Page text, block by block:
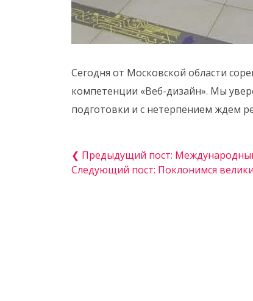
Сегодня от Московской области
компетенции «Веб-дизайн». Мы
подготовки и с нетерпением ждем
❮ Предыдущий пост:
Следующий пост: Поклонимся